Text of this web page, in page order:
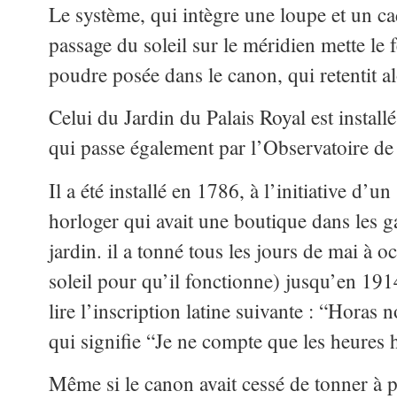
Le système, qui intègre une loupe et un
passage du soleil sur le méridien mette le
poudre posée dans le canon, qui retentit
Celui du Jardin du Palais Royal est
qui passe également par l’Observatoire
Il a été installé en 1786, à l’initiative d’un
horloger qui avait une boutique dans les
jardin. il a tonné tous les jours de mai à
soleil pour qu’il fonctionne) jusqu’en
lire l’inscription latine suivante : “Horas
qui signifie “Je ne compte que les heures
Même si le canon avait cessé de tonner à